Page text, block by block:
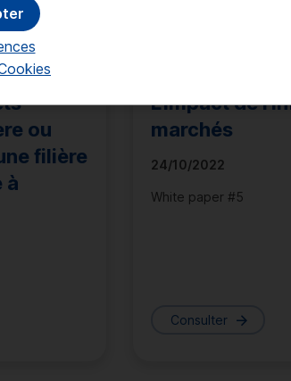
ou
filière
à
L'impact de
marchés
24/10/2022
White paper #5
Consulter